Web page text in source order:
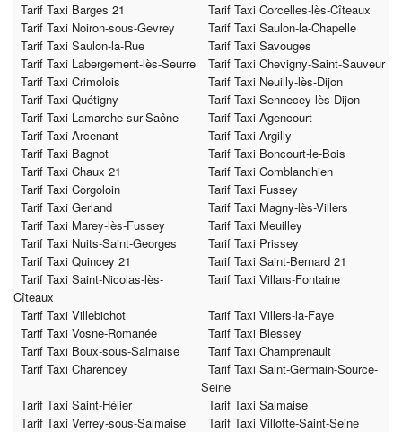
Tarif Taxi Barges 21
Tarif Taxi Corcelles-lès-Cîteaux
Tarif Taxi Noiron-sous-Gevrey
Tarif Taxi Saulon-la-Chapelle
Tarif Taxi Saulon-la-Rue
Tarif Taxi Savouges
Tarif Taxi Labergement-lès-Seurre
Tarif Taxi Chevigny-Saint-Sauveur
Tarif Taxi Crimolois
Tarif Taxi Neuilly-lès-Dijon
Tarif Taxi Quétigny
Tarif Taxi Sennecey-lès-Dijon
Tarif Taxi Lamarche-sur-Saône
Tarif Taxi Agencourt
Tarif Taxi Arcenant
Tarif Taxi Argilly
Tarif Taxi Bagnot
Tarif Taxi Boncourt-le-Bois
Tarif Taxi Chaux 21
Tarif Taxi Comblanchien
Tarif Taxi Corgoloin
Tarif Taxi Fussey
Tarif Taxi Gerland
Tarif Taxi Magny-lès-Villers
Tarif Taxi Marey-lès-Fussey
Tarif Taxi Meuilley
Tarif Taxi Nuits-Saint-Georges
Tarif Taxi Prissey
Tarif Taxi Quincey 21
Tarif Taxi Saint-Bernard 21
Tarif Taxi Saint-Nicolas-lès-
Cîteaux
Tarif Taxi Villars-Fontaine
Tarif Taxi Villebichot
Tarif Taxi Villers-la-Faye
Tarif Taxi Vosne-Romanée
Tarif Taxi Blessey
Tarif Taxi Boux-sous-Salmaise
Tarif Taxi Champrenault
Tarif Taxi Charencey
Tarif Taxi Saint-Germain-Source-
Seine
Tarif Taxi Saint-Hélier
Tarif Taxi Salmaise
Tarif Taxi Verrey-sous-Salmaise
Tarif Taxi Villotte-Saint-Seine